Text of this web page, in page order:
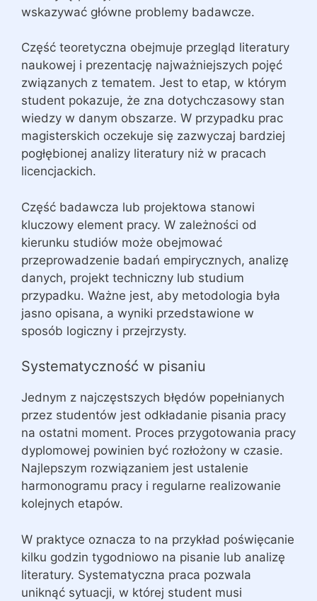
wskazywać główne problemy badawcze.
Część teoretyczna obejmuje przegląd literatury
naukowej i prezentację najważniejszych pojęć
związanych z tematem. Jest to etap, w którym
student pokazuje, że zna dotychczasowy stan
wiedzy w danym obszarze. W przypadku prac
magisterskich oczekuje się zazwyczaj bardziej
pogłębionej analizy literatury niż w pracach
licencjackich.
Część badawcza lub projektowa stanowi
kluczowy element pracy. W zależności od
kierunku studiów może obejmować
przeprowadzenie badań empirycznych, analizę
danych, projekt techniczny lub studium
przypadku. Ważne jest, aby metodologia była
jasno opisana, a wyniki przedstawione w
sposób logiczny i przejrzysty.
Systematyczność w pisaniu
Jednym z najczęstszych błędów popełnianych
przez studentów jest odkładanie pisania pracy
na ostatni moment. Proces przygotowania pracy
dyplomowej powinien być rozłożony w czasie.
Najlepszym rozwiązaniem jest ustalenie
harmonogramu pracy i regularne realizowanie
kolejnych etapów.
W praktyce oznacza to na przykład poświęcanie
kilku godzin tygodniowo na pisanie lub analizę
literatury. Systematyczna praca pozwala
uniknąć sytuacji, w której student musi